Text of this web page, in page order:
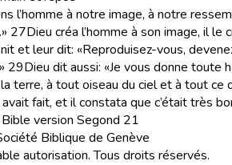
l’homme à notre image, à notre
27Dieu créa l’homme à son image, il le
et leur dit: «Reproduisez-vous,
29Dieu dit aussi: «Je vous donne toute
terre, à tout oiseau du ciel et à tout ce
fait, et il constata que c’était très
version Segond 21
Biblique de Genève
autorisation. Tous droits réservés.